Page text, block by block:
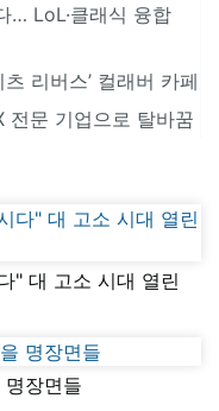
… LoL·클래식 융합
리버스’ 컬래버 카페
전문 기업으로 탈바꿈
" 대 고소 시대 열린
장면들